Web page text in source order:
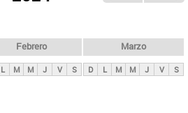
Febrero
L M M J V S
Marzo
D L M M J V S